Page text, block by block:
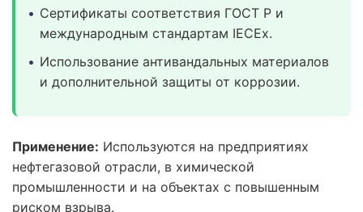
Сертификаты соответствия ГОСТ Р и
международным стандартам IECEx.
Использование антивандальных материалов
и дополнительной защиты от коррозии.
Применение: Используются на предприятиях
нефтегазовой отрасли, в химической
промышленности и на объектах с повышенным
риском взрыва.